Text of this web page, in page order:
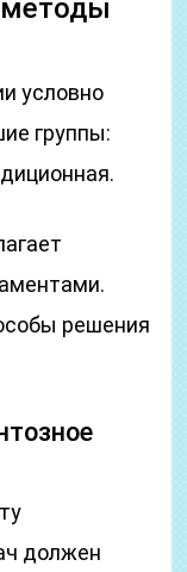
условно
группы:
решения
должен